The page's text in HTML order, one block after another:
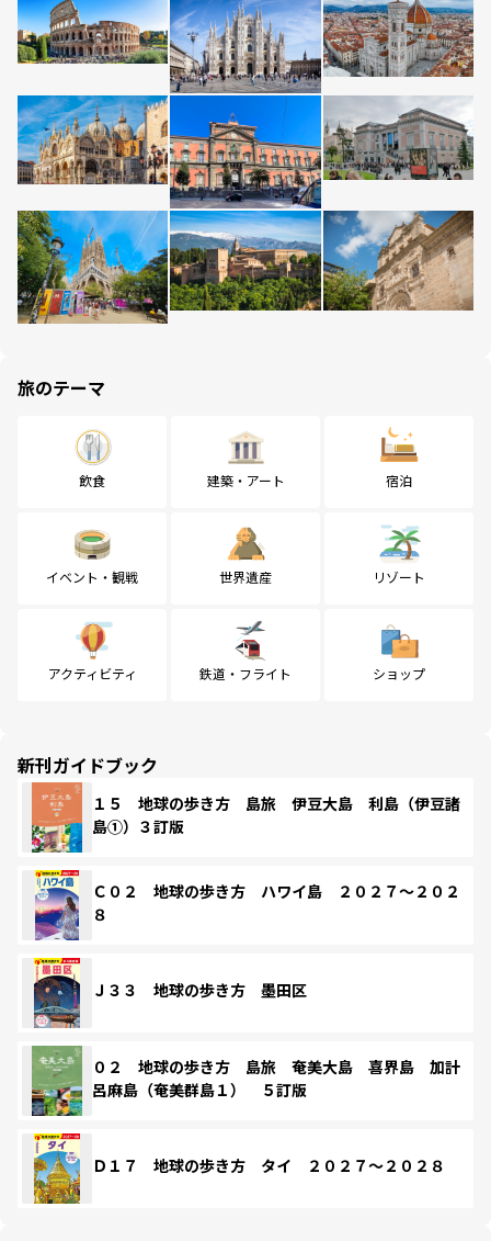
旅のテーマ
飲食 建築・アート 宿泊
イベント・観戦 世界遺産 リゾート
アクティビティ 鉄道・フライト ショップ
新刊ガイドブック
１５ 地球の歩き方 島旅 伊豆大島 利島（伊豆諸
島①）３訂版
Ｃ０２ 地球の歩き方 ハワイ島 ２０２７～２０２
８
Ｊ３３ 地球の歩き方 墨田区
０２ 地球の歩き方 島旅 奄美大島 喜界島 加計
呂麻島（奄美群島１） ５訂版
Ｄ１７ 地球の歩き方 タイ ２０２７～２０２８